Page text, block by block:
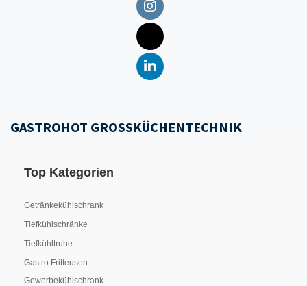
GASTROHOT GROSSKÜCHENTECHNIK
Top Kategorien
Getränkekühlschrank
Tiefkühlschränke
Tiefkühltruhe
Gastro Fritteusen
Gewerbekühlschrank